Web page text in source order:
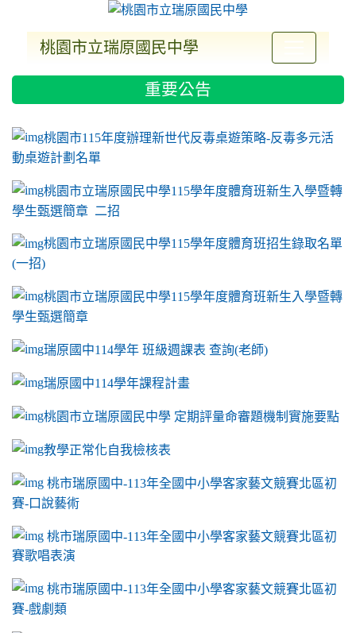
桃園市立瑞原國民中學
重要公告
link to https://sites.google.com/a/m2.ryjh.tyc.edu.tw/ryjh011/
桃園市115年度辦理新世代反毒桌遊策略-反毒多元活
動桌遊計劃名單
桃園市立瑞原國民中學115學年度體育班新生入學暨轉
學生甄選簡章 二招
桃園市立瑞原國民中學115學年度體育班招生錄取名單
(一招)
桃園市立瑞原國民中學115學年度體育班新生入學暨轉
學生甄選簡章
瑞原國中114學年 班級週課表 查詢(老師)
瑞原國中114學年課程計畫
link to https://sites.google.com/a/m2.ryjh.tyc.edu.tw/ryjh011/
桃園市立瑞原國民中學 定期評量命審題機制實施要點
link to https://sites.google.com/a/m2.ryjh.tyc.edu.tw/
教學正常化自我檢核表
link to mailto:ryjh520@m2.ryjh.tyc.edu.tw
link to mailto:ryjh520@m2.ryjh.tyc.edu.tw
ink to mailto:ryjh520@m2.ryjh.tyc.edu.tw
link to mailto:ryjh520@m2.ryjh.tyc.edu.tw
link to mailto:ryjh520@m2.ryjh.tyc.edu.tw
ink to mailto:ryjh520@m2.ryjh.tyc.edu.tw
ink to mailto:ryjh520@m2.ryjh.tyc.edu.tw
link to https://sites.google.com/a/m2.ryjh.tyc.edu.tw/ryjh011/
ink to mailto:ryjh520@m2.ryjh.tyc.edu.tw
link to https://tyc.entry.edu.tw/NoExamImitate_TL/
桃市瑞原國中-113年全國中小學客家藝文競賽北區初
賽-口說藝術
link to https://tyc.entry.edu.tw/NoExamImitate_TL/
桃市瑞原國中-113年全國中小學客家藝文競賽北區初
賽歌唱表演
link to https://tyc.entry.edu.tw/NoExamImitate_TL/
桃市瑞原國中-113年全國中小學客家藝文競賽北區初
賽-戲劇類